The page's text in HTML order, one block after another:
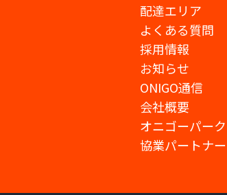
配達エリア
よくある質問
採用情報
お知らせ
ONIGO通信
会社概要
オニゴーパーク
協業パートナー